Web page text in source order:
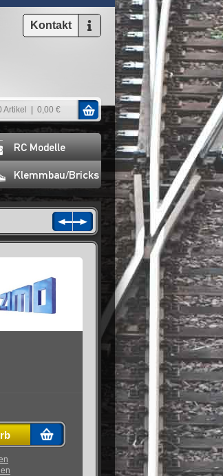
Kontakt
Artikel 0,00 €
RC Modelle
Klemmbau/Bricks